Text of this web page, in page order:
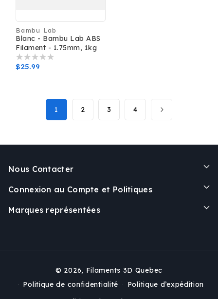
Distributeur :
Bambu Lab
Blanc - Bambu Lab ABS
Filament - 1.75mm, 1kg
Prix
$25.99
1 2 3 4
Nous Contacter
Connexion au Compte et Politiques
Marques représentées
© 2026, Filaments 3D Quebec
Politique de confidentialité
Politique d’expédition